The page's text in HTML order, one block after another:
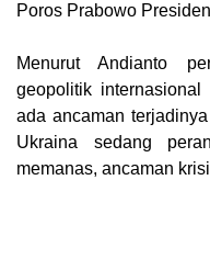
Poros Prabowo
Menurut Andianto
geopolitik
ada ancaman
Ukraina sedang
memanas, ancaman